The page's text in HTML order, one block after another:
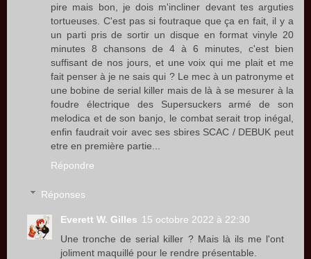
pire mais bon, je dois m'incliner devant tes arguties
tortueuses. C'est pas si foutraque que ça en fait, il y a
un parti pris de sortir un disque en format vinyle 20
minutes 8 chansons de 4 à 6 minutes, c'est bien
suffisant de nos jours, et une voix qui me plait et me
fait penser à je ne sais qui ? Le mec à un patronyme et
une bobine de serial killer mais de là à se mesurer à la
foudre électrique des Supersuckers armé de son
melodica et de son banjo, le combat serait trop inégal,
enfin faudrait voir avec ses sbires SCAC / DEBUK peut
etre en première partie...
Répondre
Réponses
Everett W. Gilles 15 octobre 2022 à 22:30
Une tronche de serial killer ? Mais là ils me l'ont
joliment maquillé pour le rendre présentable.